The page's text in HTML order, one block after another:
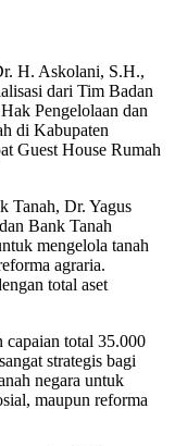
H. Askolani, S.H.,
dari Tim Badan
Pengelolaan dan
di Kabupaten
Guest House Rumah
Tanah, Dr. Yagus
Bank Tanah
mengelola tanah
agraria.
total aset
capaian total 35.000
strategis bagi
negara untuk
maupun reforma